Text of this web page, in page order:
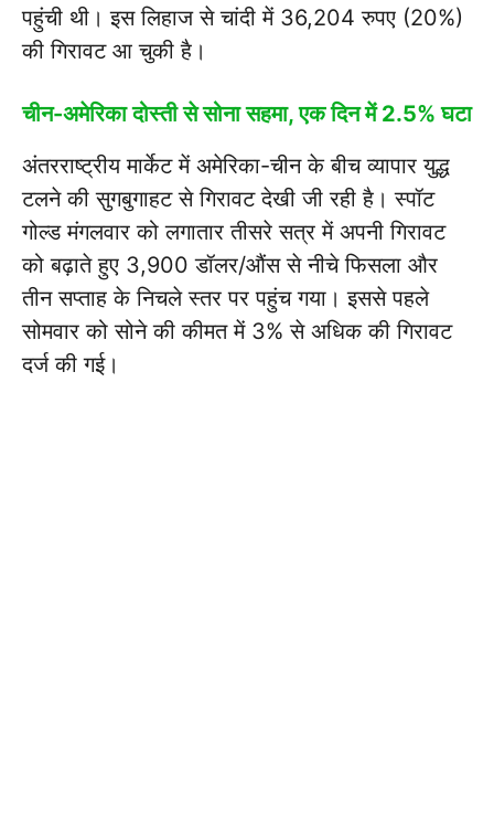
पहुंची थी। इस लिहाज से चांदी में 36,204 रुपए (20%)
की गिरावट आ चुकी है।
चीन-अमेरिका दोस्ती से सोना सहमा, एक दिन में 2.5% घटा
अंतरराष्ट्रीय मार्केट में अमेरिका-चीन के बीच व्यापार युद्ध
टलने की सुगबुगाहट से गिरावट देखी जी रही है। स्पॉट
गोल्ड मंगलवार को लगातार तीसरे सत्र में अपनी गिरावट
को बढ़ाते हुए 3,900 डॉलर/औंस से नीचे फिसला और
तीन सप्ताह के निचले स्तर पर पहुंच गया। इससे पहले
सोमवार को सोने की कीमत में 3% से अधिक की गिरावट
दर्ज की गई।